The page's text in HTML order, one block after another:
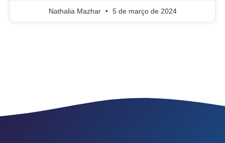
Nathalia Mazhar 5 de março de 2024